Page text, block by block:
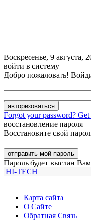
Воскресенье, 9 августа,
войти в систему
Добро пожаловать!
Forgot your password? Get
восстановление пароля
Восстановите свой
Пароль будет выслан
HI-TECH
Карта сайта
О Сайте
Обратная Связь